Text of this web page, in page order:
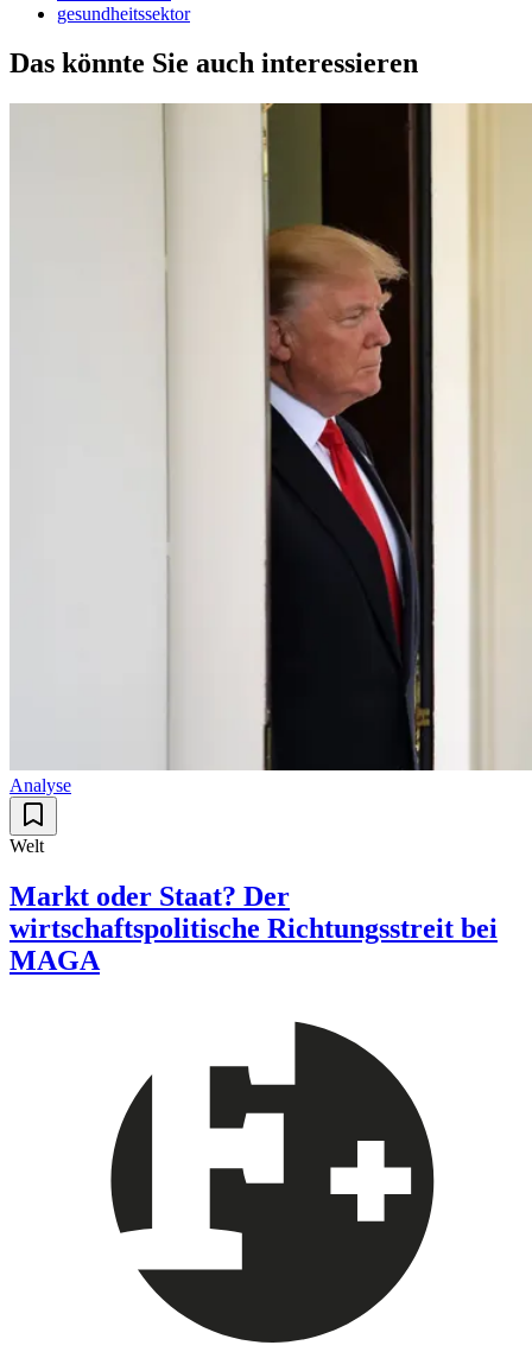
gesundheitssektor
Das könnte Sie auch interessieren
Analyse
Welt
Markt oder Staat? Der
wirtschaftspolitische Richtungsstreit bei
MAGA